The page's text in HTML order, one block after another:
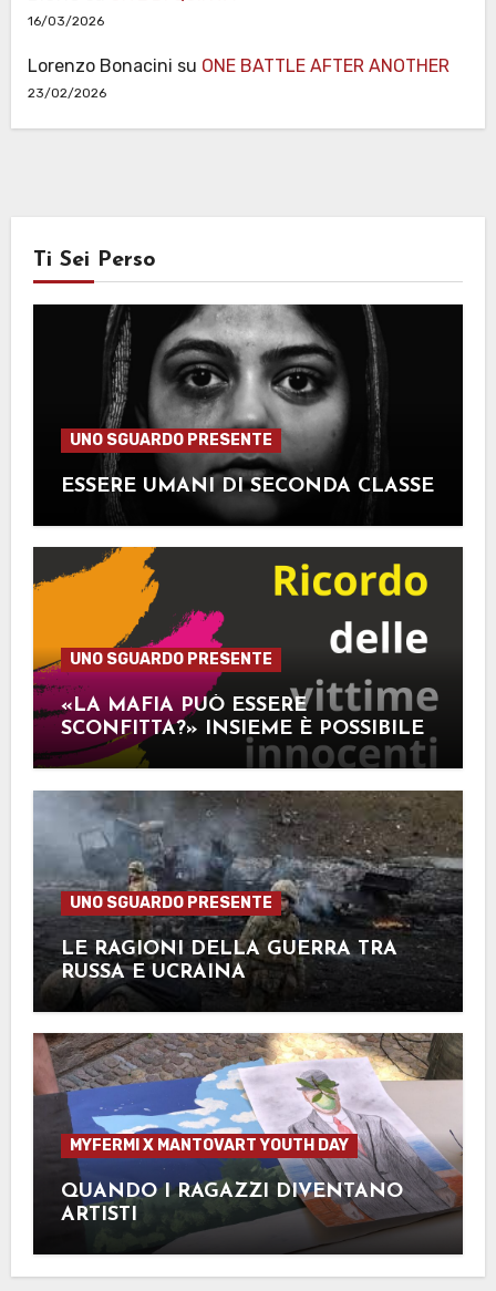
16/03/2026
Lorenzo Bonacini su ONE BATTLE AFTER ANOTHER
23/02/2026
Ti Sei Perso
UNO SGUARDO PRESENTE
ESSERE UMANI DI SECONDA CLASSE
UNO SGUARDO PRESENTE
«LA MAFIA PUÒ ESSERE
SCONFITTA?» INSIEME È POSSIBILE
UNO SGUARDO PRESENTE
LE RAGIONI DELLA GUERRA TRA
RUSSA E UCRAINA
MYFERMI X MANTOVART YOUTH DAY
QUANDO I RAGAZZI DIVENTANO
ARTISTI